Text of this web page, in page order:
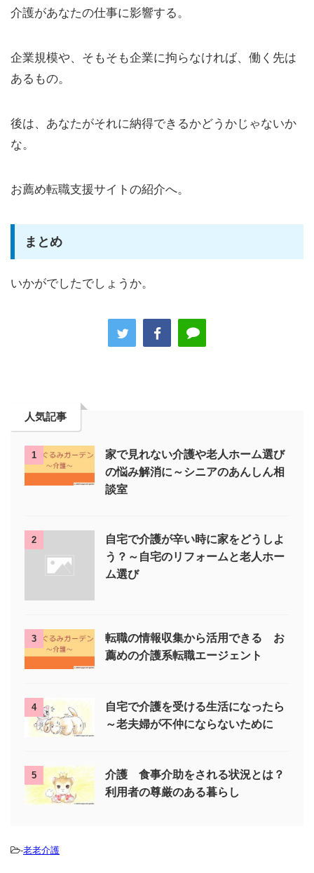
介護があなたの仕事に影響する。
企業規模や、そもそも企業に拘らなければ、働く先は
あるもの。
後は、あなたがそれに納得できるかどうかじゃないか
な。
お薦め転職支援サイトの紹介へ。
まとめ
いかがでしたでしょうか。
人気記事
1
家で見れない介護や老人ホーム選び
の悩み解消に～シニアのあんしん相
談室
2
自宅で介護が辛い時に家をどうしよ
う？～自宅のリフォームと老人ホー
ム選び
3
転職の情報収集から活用できる お
薦めの介護系転職エージェント
4
自宅で介護を受ける生活になったら
～老夫婦が不仲にならないために
5
介護 食事介助をされる状況とは？
利用者の尊厳のある暮らし
-老老介護